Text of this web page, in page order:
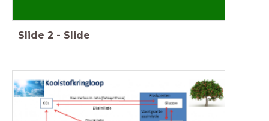
Slide 2 - Slide